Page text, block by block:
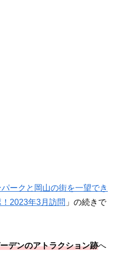
ークと岡山の街を一望でき
2023年3月訪問 」の続きで
デンのアトラクション跡へ